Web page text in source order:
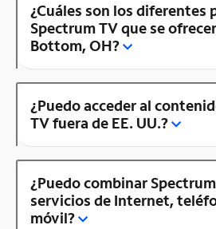
¿Cuáles son los diferentes
Spectrum TV que se
Bottom, OH?
¿Puedo acceder al
TV fuera de EE. UU.?
¿Puedo combinar
servicios de Internet,
móvil?